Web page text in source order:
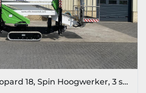
2023 Comet Leopard 18, Spin Hoogwerker, 3 stuks